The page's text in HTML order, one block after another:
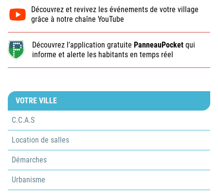
Découvrez et revivez les événements de votre village
grâce à notre chaîne YouTube
Découvrez l'application gratuite PanneauPocket qui
informe et alerte les habitants en temps réel
VOTRE VILLE
C.C.A.S
Location de salles
Démarches
Urbanisme